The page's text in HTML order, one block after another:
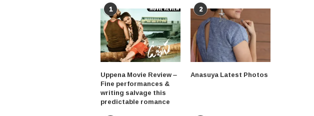
1
Uppena Movie Review –
Fine performances &
writing salvage this
predictable romance
2
Anasuya Latest Photos